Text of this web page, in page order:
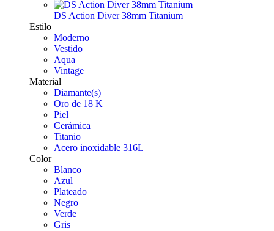
DS Action Diver 38mm Titanium
Estilo
Moderno
Vestido
Aqua
Vintage
Material
Diamante(s)
Oro de 18 K
Piel
Cerámica
Titanio
Acero inoxidable 316L
Color
Blanco
Azul
Plateado
Negro
Verde
Gris